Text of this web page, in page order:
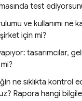
test
ve kullanımı ne
için mi?
tasarımcılar,
ne sıklıkta kontrol
Rapora hangi